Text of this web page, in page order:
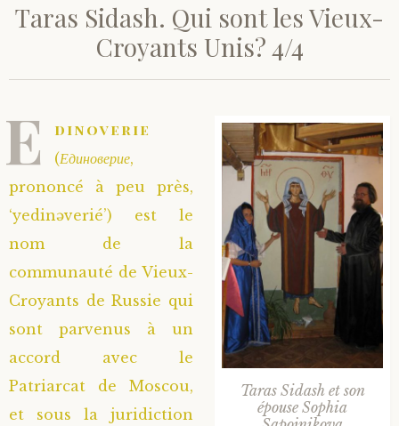
Taras Sidash. Qui sont les Vieux-
Croyants Unis? 4/4
Taras Sidash et son
épouse Sophia
E dinoverie
(Единоверие,
prononcé à peu près,
‘yedinəverié’) est le
nom de la
communauté de Vieux-
Croyants de Russie qui
sont parvenus à un
accord avec le
Patriarcat de Moscou,
et sous la juridiction